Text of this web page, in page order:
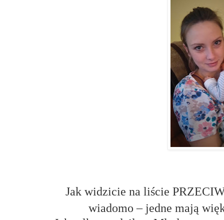
Jak widzicie na liście
wiadomo – jedne mają